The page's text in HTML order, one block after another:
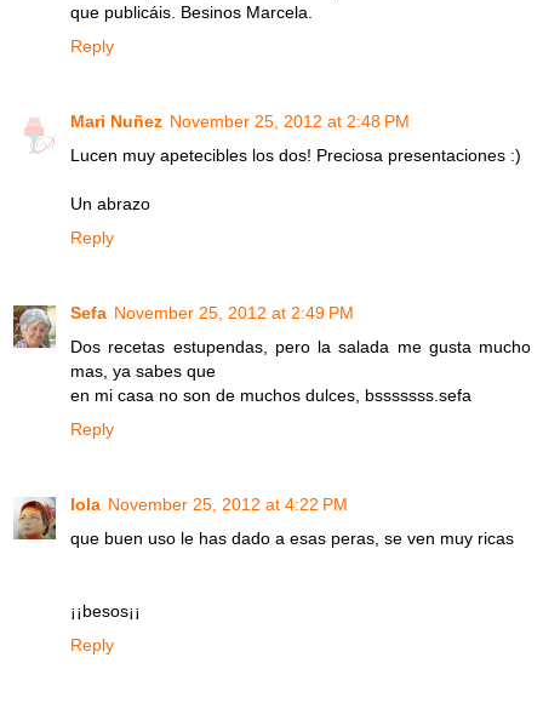
que publicáis. Besinos Marcela.
Reply
Mari Nuñez November 25, 2012 at 2:48 PM
Lucen muy apetecibles los dos! Preciosa presentaciones :)
Un abrazo
Reply
Sefa November 25, 2012 at 2:49 PM
Dos recetas estupendas, pero la salada me gusta mucho
mas, ya sabes que
en mi casa no son de muchos dulces, bsssssss.sefa
Reply
lola November 25, 2012 at 4:22 PM
que buen uso le has dado a esas peras, se ven muy ricas
¡¡besos¡¡
Reply